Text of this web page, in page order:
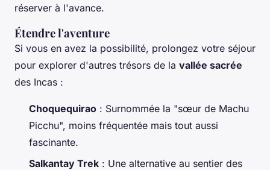
réserver à l'avance.
Étendre l'aventure
Si vous en avez la possibilité, prolongez votre séjour
pour explorer d'autres trésors de la vallée sacrée
des Incas :
Choquequirao : Surnommée la "sœur de Machu
Picchu", moins fréquentée mais tout aussi
fascinante.
Salkantay Trek : Une alternative au sentier des